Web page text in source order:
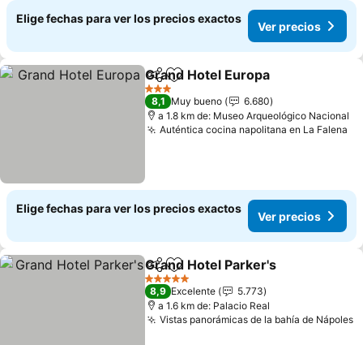
Elige fechas para ver los precios exactos
Ver precios
CompartirAgregar a favoritos
Grand Hotel Europa
3 Estrellas
8,1 Muy bueno
6.680
a 1.8 km de: Museo Arqueológico Nacional
Auténtica cocina napolitana en La Falena
Elige fechas para ver los precios exactos
Ver precios
CompartirAgregar a favoritos
Grand Hotel Parker's
5 Estrellas
8,9 Excelente
5.773
a 1.6 km de: Palacio Real
Vistas panorámicas de la bahía de Nápoles